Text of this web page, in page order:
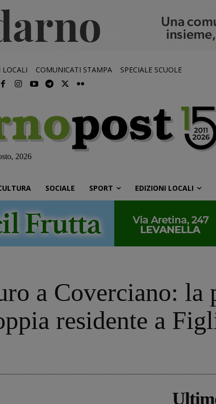
LOCALI COMUNICATI STAMPA SPECIALE SCUOLE
2026
SOCIALE SPORT EDIZIONI LOCALI
a Coverciano: la
residente a